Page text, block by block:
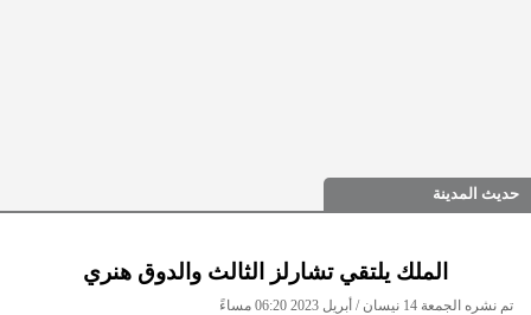
حديث المدينة
الملك يلتقي تشارلز الثالث والدوق هنري
تم نشره الجمعة 14 نيسان / أبريل 2023 06:20 مساءً